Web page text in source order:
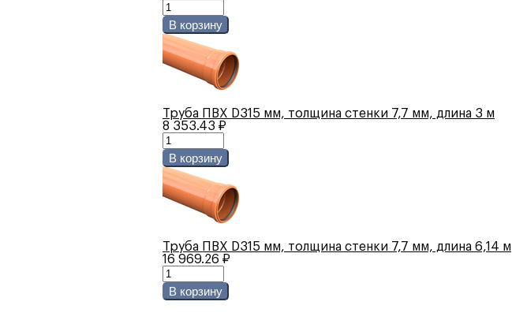
В корзину
Труба ПВХ D315 мм, толщина стенки 7,7 мм, длина 3 м
8 353.43 ₽
В корзину
Труба ПВХ D315 мм, толщина стенки 7,7 мм, длина 6,14 м
16 969.26 ₽
В корзину